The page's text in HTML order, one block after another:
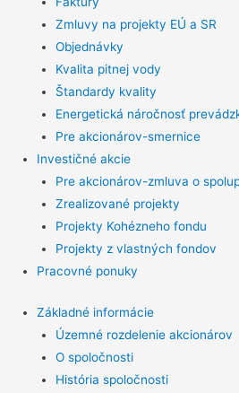
Zmluvy na projekty EÚ a SR
Objednávky
Kvalita pitnej vody
Štandardy kvality
Energetická náročnosť
Pre akcionárov-smernice
Investičné akcie
Pre akcionárov-zmluva o
Zrealizované projekty
Projekty Kohézneho fondu
Projekty z vlastných fondov
Pracovné ponuky
Základné informácie
Územné rozdelenie akcionárov
O spoločnosti
História spoločnosti